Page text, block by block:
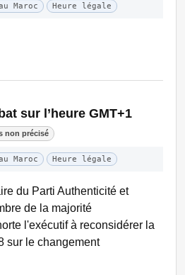
Maroc Heure légale
sur l’heure GMT+1
non précisé
Maroc Heure légale
du Parti Authenticité et
de la majorité
l'exécutif à reconsidérer la
sur le changement